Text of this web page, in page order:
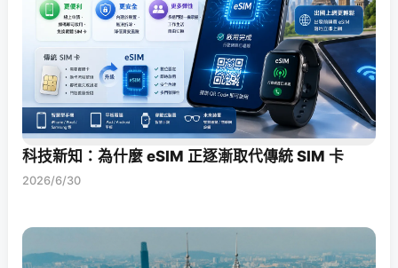
科技新知：為什麼 eSIM 正逐漸取代傳統 SIM 卡
2026/6/30